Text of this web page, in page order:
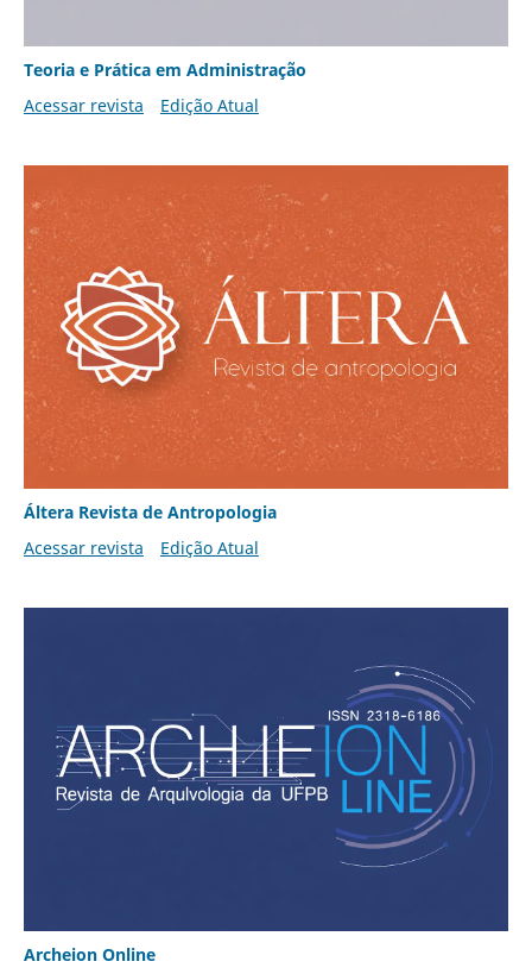
Teoria e Prática em Administração
Acessar revista
Edição Atual
Áltera Revista de Antropologia
Acessar revista
Edição Atual
Archeion Online